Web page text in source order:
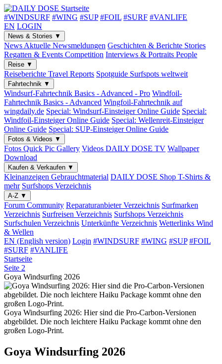
#WINDSURF #WING #SUP #FOIL #SURF #VANLIFE
EN LOGIN
News & Stories ▼
News Aktuelle Newsmeldungen Geschichten & Berichte Stories
Regatten & Events Competition Interviews & Portraits People
Reise ▼
Reiseberichte Travel Reports Spotguide Surfspots weltweit
Fahrtechnik ▼
Windsurf-Fahrtechnik Basics - Advanced - Pro Windfoil-
Fahrtechnik Basics - Advanced Wingfoil-Fahrtechnik auf
wingdaily.de Special: Windsurf-EinsteigerOnline Guide Special:
Windfoil-EinsteigerOnline Guide Special: Wellenreit-Einsteiger
Online Guide Special: SUP-EinsteigerOnline Guide
Fotos & Videos ▼
Fotos Quick Pic Gallery Videos DAILY DOSE TV Wallpaper
Download
Kaufen & Verkaufen ▼
Kleinanzeigen Gebrauchtmaterial DAILY DOSE Shop T-Shirts &
mehr Surfshops Verzeichnis
A-Z ▼
Forum Community ReparaturanbieterVerzeichnis Surfmarken
Verzeichnis Surfreisen Verzeichnis Surfshops Verzeichnis
Surfschulen Verzeichnis Unterkünfte Verzeichnis Wetterlinks Wind
& Wellen
EN (English version) Login #WINDSURF #WING #SUP #FOIL
#SURF #VANLIFE
Startseite
Seite 2
Goya Windsurfing 2026
Goya Windsurfing 2026: Hier sind die Pro-Carbon-Versionen
abgebildet. Die noch leichtere Haiku Package kommt ohne den
großen Logo-Print.
Goya Windsurfing 2026